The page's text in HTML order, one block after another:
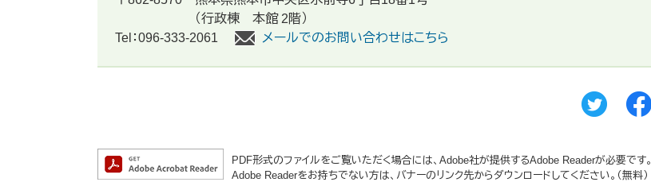
（行政棟 本館 2階）
Tel：096-333-2061
メールでのお問い合わせはこちら
PDF形式のファイルをご覧いただく場合には、Adobe社が提供するAdobe Readerが必要です。
Adobe Readerをお持ちでない方は、バナーのリンク先からダウンロードしてください。（無料）